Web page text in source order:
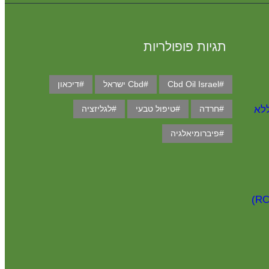
תגיות פופולריות
Cbd Oil Israel Cbd ישראל דיכאון
חרדה טיפול טבעי לגליזציה
פיברומיאלגיה